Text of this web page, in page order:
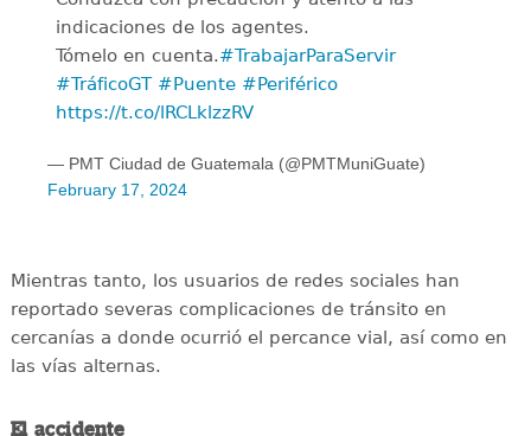
indicaciones de los agentes.
Tómelo en cuenta.#TrabajarParaServir
#TráficoGT #Puente #Periférico
https://t.co/lRCLklzzRV
— PMT Ciudad de Guatemala (@PMTMuniGuate)
February 17, 2024
Mientras tanto, los usuarios de redes sociales han
reportado severas complicaciones de tránsito en
cercanías a donde ocurrió el percance vial, así como en
las vías alternas.
El accidente